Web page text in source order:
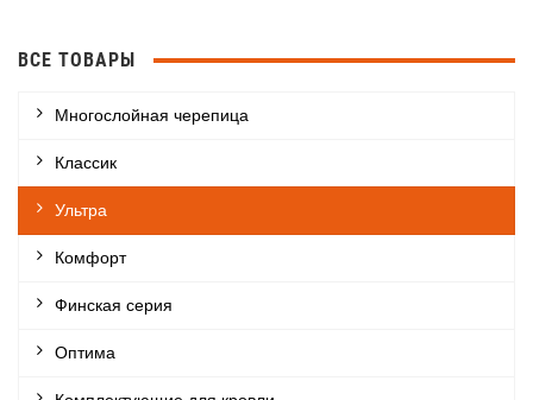
ВСЕ ТОВАРЫ
Многослойная черепица
Классик
Ультра
Комфорт
Финская серия
Оптима